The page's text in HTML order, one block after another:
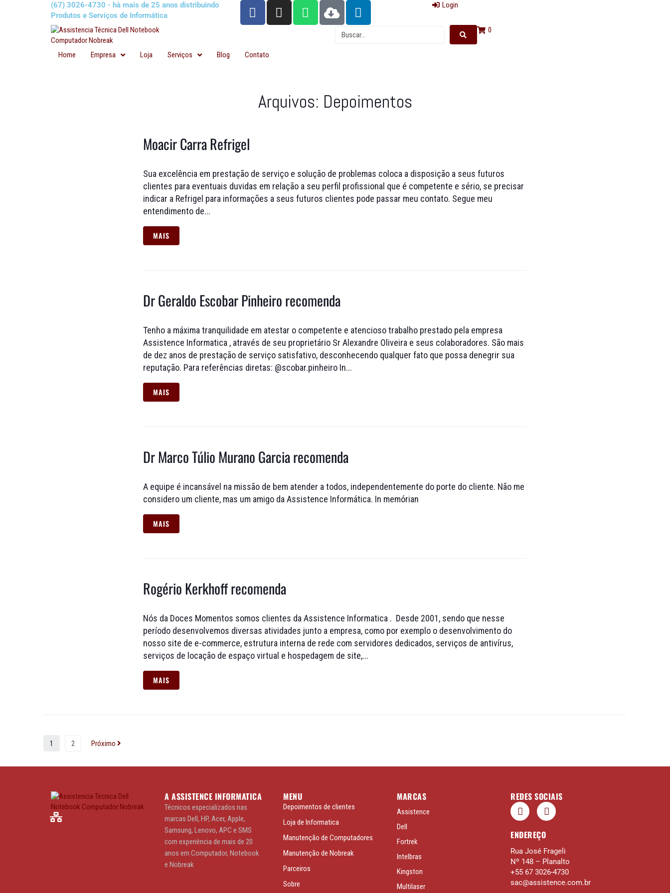
(67) 3026-4730 - hà mais de 25 anos distribuindo
Produtos e Serviços de Informática
Login
0
Home Empresa Loja Serviços Blog Contato
Arquivos: Depoimentos
Moacir Carra Refrigel
Sua excelência em prestação de serviço e solução de problemas coloca a disposição a seus futuros
clientes para eventuais duvidas em relação a seu perfil profissional que é competente e sério, se precisar
indicar a Refrigel para informações a seus futuros clientes pode passar meu contato. Segue meu
entendimento de...
MAIS
Dr Geraldo Escobar Pinheiro recomenda
Tenho a máxima tranquilidade em atestar o competente e atencioso trabalho prestado pela empresa
Assistence Informatica , através de seu proprietário Sr Alexandre Oliveira e seus colaboradores. São mais
de dez anos de prestação de serviço satisfativo, desconhecendo qualquer fato que possa denegrir sua
reputação. Para referências diretas: @scobar.pinheiro In...
MAIS
Dr Marco Túlio Murano Garcia recomenda
A equipe é incansável na missão de bem atender a todos, independentemente do porte do cliente. Não me
considero um cliente, mas um amigo da Assistence Informática. In memórian
MAIS
Rogério Kerkhoff recomenda
Nós da Doces Momentos somos clientes da Assistence Informatica . Desde 2001, sendo que nesse
período desenvolvemos diversas atividades junto a empresa, como por exemplo o desenvolvimento do
nosso site de e-commerce, estrutura interna de rede com servidores dedicados, serviços de antivírus,
serviços de locação de espaço virtual e hospedagem de site,...
MAIS
1 2 Próximo
A ASSISTENCE INFORMATICA
Técnicos especializados nas
marcas Dell, HP, Acer, Apple,
Samsung, Lenovo, APC e SMS
com experiência de mais de 20
anos em Computador, Notebook
e Nobreak
MENU
Depoimentos de clientes
Loja de Informatica
Manutenção de Computadores
Manutenção de Nobreak
Parceiros
Sobre
MARCAS
Assistence
Dell
Fortrek
Intelbras
Kingston
Multilaser
REDES SOCIAIS
ENDEREÇO
Rua José Frageli
Nº 148 – Planalto
+55 67 3026-4730
sac@assistence.com.br